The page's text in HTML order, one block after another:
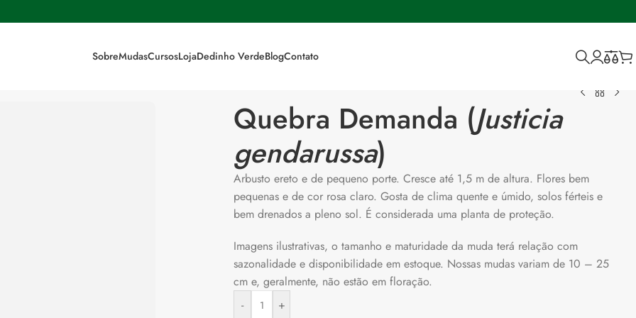
SobreMudasCursosLojaDedinho VerdeBlogContato
Quebra Demanda (Justicia
gendarussa)
Arbusto ereto e de pequeno porte. Cresce até 1,5 m de altura. Flores bem
pequenas e de cor rosa claro. Gosta de clima quente e úmido, solos férteis e
bem drenados a pleno sol. É considerada uma planta de proteção.
Imagens ilustrativas, o tamanho e maturidade da muda terá relação com
sazonalidade e disponibilidade em estoque. Nossas mudas variam de 10 – 25
cm e, geralmente, não estão em floração.
-
+